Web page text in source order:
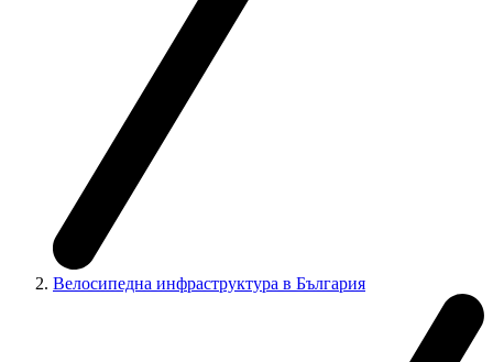
Велосипедна инфраструктура в България